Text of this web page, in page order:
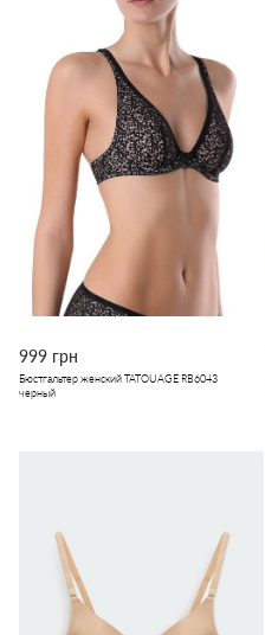
999 грн
Бюстгальтер женский TATOUAGE RB6043
черный